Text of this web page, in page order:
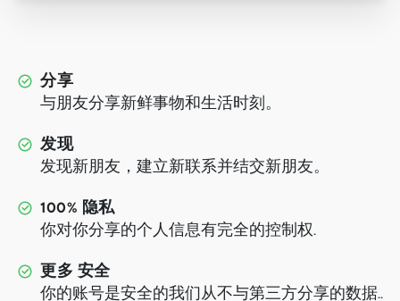
分享
与朋友分享新鲜事物和生活时刻。
发现
发现新朋友，建立新联系并结交新朋友。
100% 隐私
你对你分享的个人信息有完全的控制权.
更多 安全
你的账号是安全的我们从不与第三方分享的数据..